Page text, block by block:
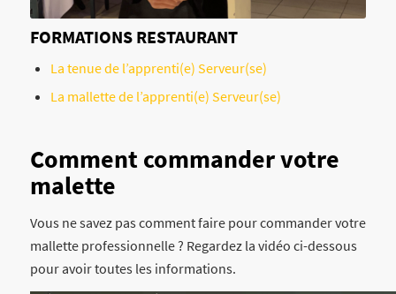
FORMATIONS RESTAURANT
La tenue de l’apprenti(e) Serveur(se)
La mallette de l’apprenti(e) Serveur(se)
Comment commander votre
malette
Vous ne savez pas comment faire pour commander votre
mallette professionnelle ? Regardez la vidéo ci-dessous
pour avoir toutes les informations.